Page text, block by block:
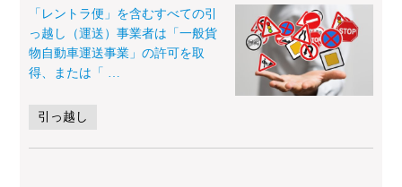
「レントラ便」を含むすべての引
っ越し（運送）事業者は「一般貨
物自動車運送事業」の許可を取
得、または「
引っ越し